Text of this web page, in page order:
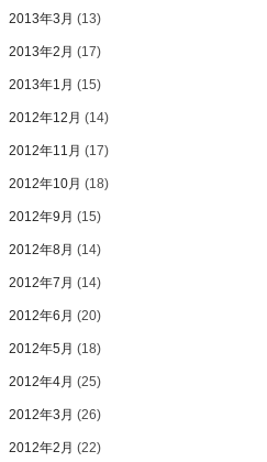
2013年3月 (13)
2013年2月 (17)
2013年1月 (15)
2012年12月 (14)
2012年11月 (17)
2012年10月 (18)
2012年9月 (15)
2012年8月 (14)
2012年7月 (14)
2012年6月 (20)
2012年5月 (18)
2012年4月 (25)
2012年3月 (26)
2012年2月 (22)